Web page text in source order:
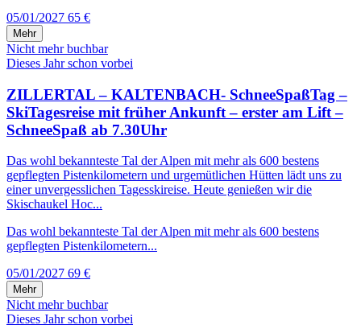
05/01/2027 65 €
Mehr
Nicht mehr buchbar
Dieses Jahr schon vorbei
ZILLERTAL – KALTENBACH- SchneeSpaßTag –
SkiTagesreise mit früher Ankunft – erster am Lift –
SchneeSpaß ab 7.30Uhr
Das wohl bekannteste Tal der Alpen mit mehr als 600 bestens
gepflegten Pistenkilometern und urgemütlichen Hütten lädt uns zu
einer unvergesslichen Tagesskireise. Heute genießen wir die
Skischaukel Hoc...
Das wohl bekannteste Tal der Alpen mit mehr als 600 bestens
gepflegten Pistenkilometern...
05/01/2027 69 €
Mehr
Nicht mehr buchbar
Dieses Jahr schon vorbei